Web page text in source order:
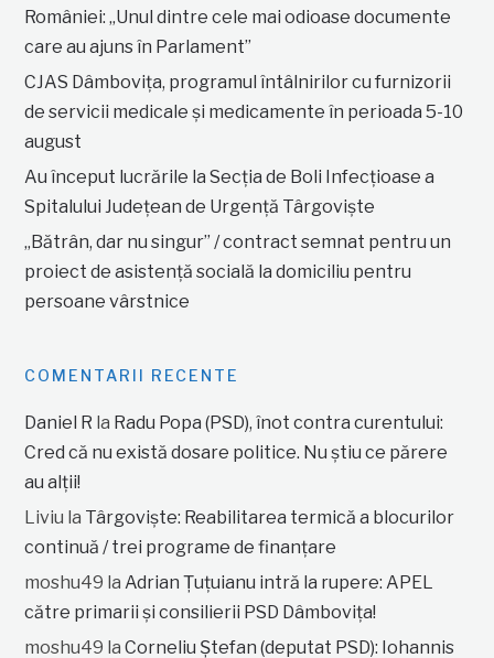
României: „Unul dintre cele mai odioase documente
care au ajuns în Parlament”
CJAS Dâmbovița, programul întâlnirilor cu furnizorii
de servicii medicale și medicamente în perioada 5-10
august
Au început lucrările la Secția de Boli Infecțioase a
Spitalului Județean de Urgență Târgoviște
„Bătrân, dar nu singur” / contract semnat pentru un
proiect de asistență socială la domiciliu pentru
persoane vârstnice
COMENTARII RECENTE
Daniel R la Radu Popa (PSD), înot contra curentului:
Cred că nu există dosare politice. Nu știu ce părere
au alții!
Liviu la Târgoviște: Reabilitarea termică a blocurilor
continuă / trei programe de finanțare
moshu49 laAdrian Țuțuianu intră la rupere: APEL
către primarii și consilierii PSD Dâmbovița!
moshu49 laCorneliu Ștefan (deputat PSD): Iohannis